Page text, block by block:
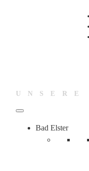
Bad Elster